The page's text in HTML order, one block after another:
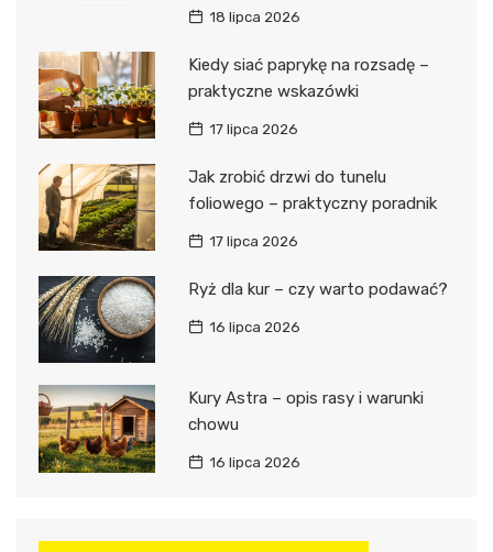
18 lipca 2026
Kiedy siać paprykę na rozsadę –
praktyczne wskazówki
17 lipca 2026
Jak zrobić drzwi do tunelu
foliowego – praktyczny poradnik
17 lipca 2026
Ryż dla kur – czy warto podawać?
16 lipca 2026
Kury Astra – opis rasy i warunki
chowu
16 lipca 2026